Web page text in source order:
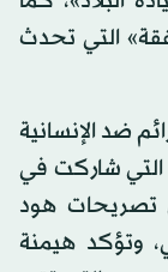
التي تحدث
ضد الإنسانية
التي شاركت في
تصريحات هود
وتؤكد هيمنة